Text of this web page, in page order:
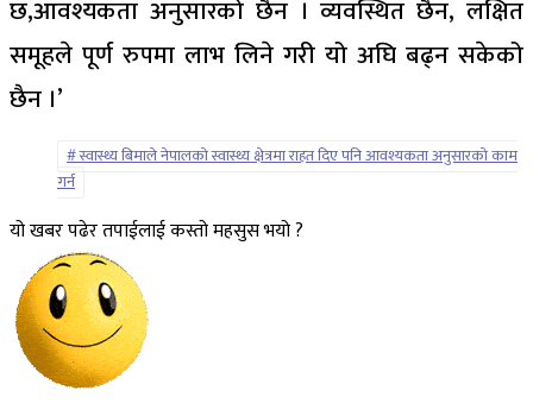
छ,आवश्यकता अनुसारको छैन । व्यवस्थित छैन, लक्षित
समूहले पूर्ण रुपमा लाभ लिने गरी यो अघि बढ्न सकेको
छैन ।’
स्वास्थ्य बिमाले नेपालको स्वास्थ्य क्षेत्रमा राहत दिए पनि आवश्यकता अनुसारको काम
गर्न
यो खबर पढेर तपाईलाई कस्तो महसुस भयो ?